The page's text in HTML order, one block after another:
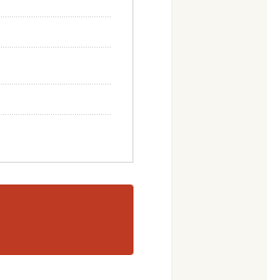
の休暇を取ること
ろう
といっても、健康的
のマナー